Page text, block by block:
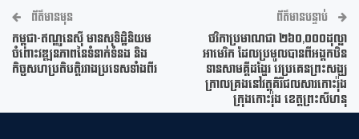
ព័ត៌មានមុន
កម្ពុជា-ឥណ្ឌូនេស៊ី មានសុទិដ្ឋិនិយម
ចំពោះវឌ្ឍនភាពនៃទំនាក់ទំនង និង
កិច្ចសហប្រតិបត្តិរវាងប្រទេសទាំងពីរ
ព័ត៌មានបន្ទាប់
ថវិកាប្រមាណជា ២៦០,០០០ដុល្លា
អាមេរិក ដែលប្រមូលបានពីអង្គកឋិន
ទានសាមគ្គីដង្ហែរ វេប្រគេនព្រះសង្ឃ
ក្រាលគ្រងនៅវត្តគិរីជលសារកោះរ៉ុង
ក្រុងកោះរ៉ុង ខេត្តព្រះសីហនុ